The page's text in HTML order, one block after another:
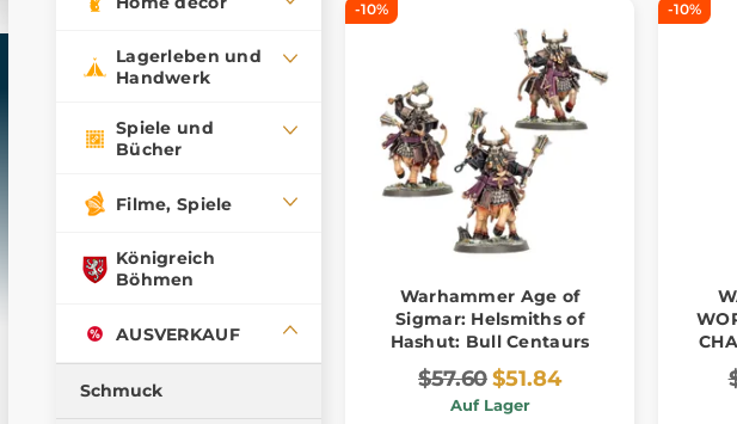
Lagerleben und
Handwerk
Spiele und
Bücher
Filme, Spiele
Königreich
Böhmen
AUSVERKAUF
Schmuck
-10%
Warhammer Age of
Sigmar: Helsmiths of
Hashut: Bull Centaurs
$57.60$51.84
Auf Lager
-10%